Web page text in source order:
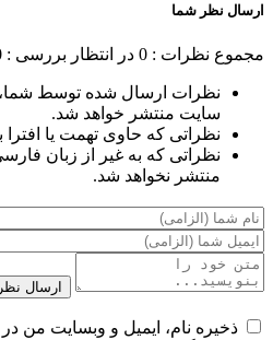
ارسال نظر شما
مجموع نظرات : 0 در انتظار بررسی : 0
نظرات ارسال شده توسط شما،
سایت منتشر خواهد شد.
نظراتی که حاوی تهمت یا
نظراتی که به غیر از زبان
منتشر نخواهد شد.
ارسال نظر
ذخیره نام، ایمیل و وبسایت من